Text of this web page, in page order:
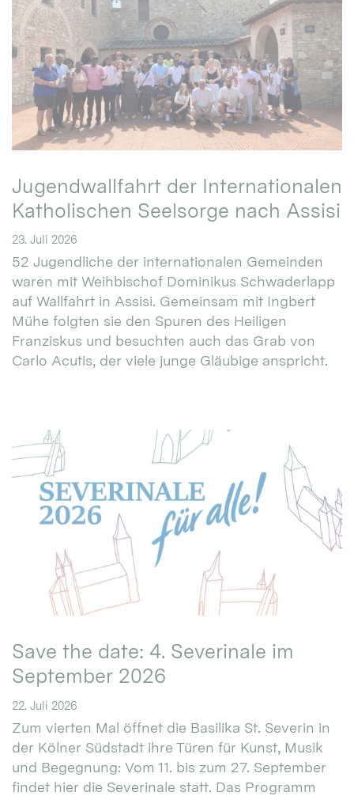
Jugendwallfahrt der Internationalen
Katholischen Seelsorge nach Assisi
23. Juli 2026
52 Jugendliche der internationalen Gemeinden
waren mit Weihbischof Dominikus Schwaderlapp
auf Wallfahrt in Assisi. Gemeinsam mit Ingbert
Mühe folgten sie den Spuren des Heiligen
Franziskus und besuchten auch das Grab von
Carlo Acutis, der viele junge Gläubige anspricht.
Save the date: 4. Severinale im
September 2026
22. Juli 2026
Zum vierten Mal öffnet die Basilika St. Severin in
der Kölner Südstadt ihre Türen für Kunst, Musik
und Begegnung: Vom 11. bis zum 27. September
findet hier die Severinale statt. Das Programm